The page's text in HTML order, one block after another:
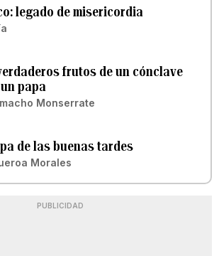
legado de misericordia
frutos de un cónclave
papa
Monserrate
de las buenas tardes
Morales
PUBLICIDAD